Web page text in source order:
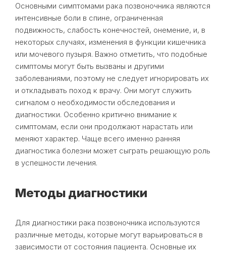
Основными симптомами рака позвоночника являются
интенсивные боли в спине, ограниченная
подвижность, слабость конечностей, онемение, и, в
некоторых случаях, изменения в функции кишечника
или мочевого пузыря. Важно отметить, что подобные
симптомы могут быть вызваны и другими
заболеваниями, поэтому не следует игнорировать их
и откладывать поход к врачу. Они могут служить
сигналом о необходимости обследования и
диагностики. Особенно критично внимание к
симптомам, если они продолжают нарастать или
меняют характер. Чаще всего именно ранняя
диагностика болезни может сыграть решающую роль
в успешности лечения.
Методы диагностики
Для диагностики рака позвоночника используются
различные методы, которые могут варьироваться в
зависимости от состояния пациента. Основные их